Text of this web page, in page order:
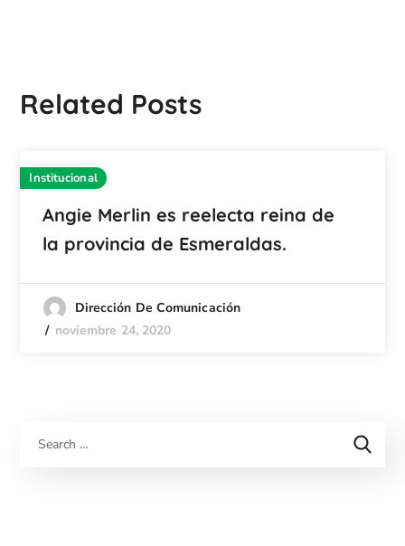
Related Posts
Institucional
Angie Merlin es reelecta reina de
la provincia de Esmeraldas.
Dirección De Comunicación
noviembre 24, 2020